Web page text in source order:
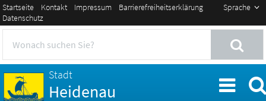
Sprache
Startseite Kontakt Impressum
Barrierefreiheitserklärung
Datenschutz
Stadt
Heidenau